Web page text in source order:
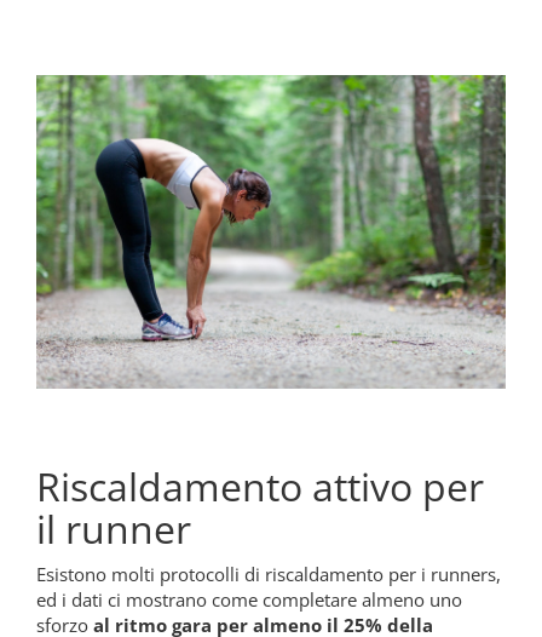
Riscaldamento attivo per
il runner
Esistono molti protocolli di riscaldamento per i runners,
ed i dati ci mostrano come completare almeno uno
sforzo al ritmo gara per almeno il 25% della